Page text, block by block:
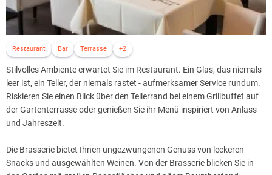
Ausgestattet mit römischem Dampfbad, finnischer- und infrarot
Sauna, Sanarium, Erlebnisdusche und Tauchbecken erwartet Sie die
Varus Therme. Kneippanwendungen, weitläufige Ruheräume und ein
weitläufiger Außenbereich mit Erdsauna, Schneckendusche,
Naturteich und großem Kneippbereich sowie eine Eukalyptussauna
runden das Angebot ab. Jeden Donnerstag nur für Damen.
Tun Sie Ihrer Gesundheit etwas Gutes, bei einem Besuch der
Salzgrotte am Hasesee oder lassen Sie sich von den Masseuren mit
Hinweis:Bitte bedenken Sie bei Ihrer Reiseplanung, dass der Bäder-
Restaurant Bar Terrasse +2
Stilvolles Ambiente erwartet Sie im Restaurant. Ein Glas, das niemals
leer ist, ein Teller, der niemals rastet - aufmerksamer Service rundum.
Riskieren Sie einen Blick über den Tellerrand bei einem Grillbuffet auf
der Gartenterrasse oder genießen Sie ihr Menü inspiriert von Anlass
und Jahreszeit.
Die Brasserie bietet Ihnen ungezwungenen Genuss von leckeren
Snacks und ausgewählten Weinen. Von der Brasserie blicken Sie in